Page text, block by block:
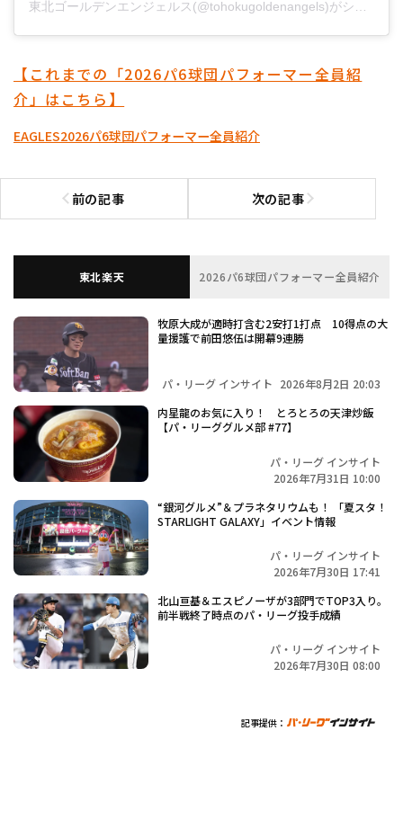
【これまでの「2026パ6球団パフォーマー全員紹
介」はこちら】
EAGLES2026パ6球団パフォーマー全員紹介
前の記事
前の記事へ 次の記事次の記事へ
東北楽天 2026パ6球団パフォーマー全員紹介
牧原大成が適時打含む2安打1打点 10得点の大
量援護で前田悠伍は開幕9連勝
パ・リーグ インサイト 2026年8月2日 20:03
内星龍のお気に入り！ とろとろの天津炒飯
【パ・リーググルメ部 #77】
パ・リーグ インサイト
2026年7月31日 10:00
“銀河グルメ”＆プラネタリウムも！ 「夏スタ！
STARLIGHT GALAXY」イベント情報
パ・リーグ インサイト
2026年7月30日 17:41
北山亘基＆エスピノーザが3部門でTOP3入り。
前半戦終了時点のパ・リーグ投手成績
パ・リーグ インサイト
2026年7月30日 08:00
記事提供：